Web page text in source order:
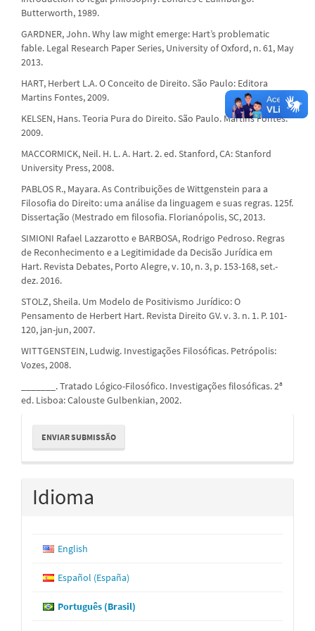
Butterworth, 1989.
GARDNER, John. Why law might emerge: Hart’s problematic
fable. Legal Research Paper Series, University of Oxford, n. 61, May
2013.
HART, Herbert L.A. O Conceito de Direito. São Paulo: Editora
Martins Fontes, 2009.
KELSEN, Hans. Teoria Pura do Direito. São Paulo. Martins Fontes.
2009.
MACCORMICK, Neil. H. L. A. Hart. 2. ed. Stanford, CA: Stanford
University Press, 2008.
PABLOS R., Mayara. As Contribuições de Wittgenstein para a
Filosofia do Direito: uma análise da linguagem e suas regras. 125f.
Dissertação (Mestrado em filosofia. Florianópolis, SC, 2013.
SIMIONI Rafael Lazzarotto e BARBOSA, Rodrigo Pedroso. Regras
de Reconhecimento e a Legitimidade da Decisão Jurídica em
Hart. Revista Debates, Porto Alegre, v. 10, n. 3, p. 153-168, set.-
dez. 2016.
STOLZ, Sheila. Um Modelo de Positivismo Jurídico: O
Pensamento de Herbert Hart. Revista Direito GV. v. 3. n. 1. P. 101-
120, jan-jun, 2007.
WITTGENSTEIN, Ludwig. Investigações Filosóficas. Petrópolis:
Vozes, 2008.
_______. Tratado Lógico-Filosófico. Investigações filosóficas. 2ª
ed. Lisboa: Calouste Gulbenkian, 2002.
Enviar
Submissão
ENVIAR SUBMISSÃO
Idioma
English
Español (España)
Português (Brasil)